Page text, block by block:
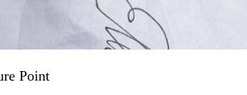
Point